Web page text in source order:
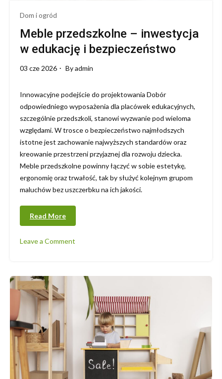
Dom i ogród
Meble przedszkolne – inwestycja
w edukację i bezpieczeństwo
03 cze 2026 Byadmin
Innowacyjne podejście do projektowania Dobór
odpowiedniego wyposażenia dla placówek edukacyjnych,
szczególnie przedszkoli, stanowi wyzwanie pod wieloma
względami. W trosce o bezpieczeństwo najmłodszych
istotne jest zachowanie najwyższych standardów oraz
kreowanie przestrzeni przyjaznej dla rozwoju dziecka.
Meble przedszkolne powinny łączyć w sobie estetykę,
ergonomię oraz trwałość, tak by służyć kolejnym grupom
maluchów bez uszczerbku na ich jakości.
Read More
Leave a Comment
–
inwestycja
w
i
bezpieczeństwo